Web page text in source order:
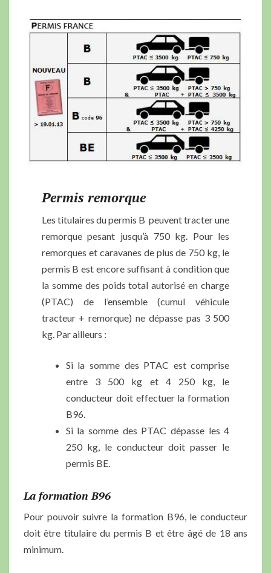
Permis remorque
Les titulaires du permis B peuvent tracter une
remorque pesant jusqu’à 750 kg. Pour les
remorques et caravanes de plus de 750 kg, le
permis B est encore suffisant à condition que
la somme des poids total autorisé en charge
(PTAC) de l’ensemble (cumul véhicule
tracteur + remorque) ne dépasse pas 3 500
kg. Par ailleurs :
Si la somme des PTAC est comprise
entre 3 500 kg et 4 250 kg, le
conducteur doit effectuer la formation
B96.
Si la somme des PTAC dépasse les 4
250 kg, le conducteur doit passer le
permis BE.
La formation B96
Pour pouvoir suivre la formation B96, le conducteur
doit être titulaire du permis B et être âgé de 18 ans
minimum.